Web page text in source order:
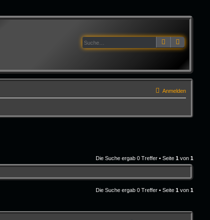
Suche
Anmelden
Die Suche ergab 0 Treffer • Seite1 von1
Die Suche ergab 0 Treffer • Seite1 von1